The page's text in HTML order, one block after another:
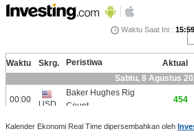
Kalender Ekonomi Real Time dipersembahkan oleh